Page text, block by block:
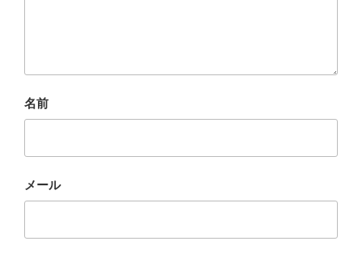
名前
メール